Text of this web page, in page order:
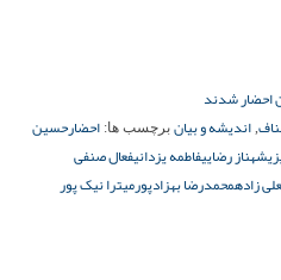
, اندیشه و بیان برچسب ها: احضارحسین
شهناز رضاییفاطمه یزدانیفعال صنفی
زادهمحمدرضا بهزادپورمیترا نیک پور